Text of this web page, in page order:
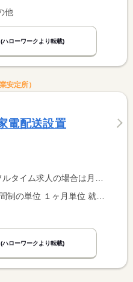
他
(ハローワークより転載)
安定所）
電配送設置
）、パート求人の場合は時間額を表示しています。
(ハローワークより転載)